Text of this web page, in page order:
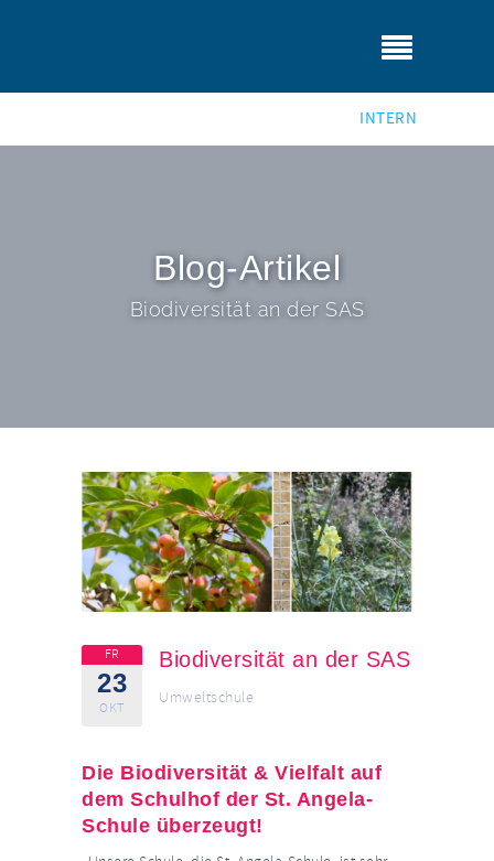
INTERN
Blog-Artikel
Biodiversität an der SAS
FR
23
OKT
Biodiversität an der SAS
Umweltschule
Die Biodiversität & Vielfalt auf
dem Schulhof der St. Angela-
Schule überzeugt!